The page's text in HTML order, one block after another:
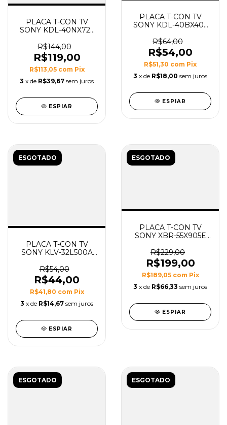
PLACA T-CON TV
SONY KDL-40NX725
R$144,00
R$119,00
R$113,05 com Pix
3 x de R$39,67 sem juros
ESPIAR
PLACA T-CON TV
SONY KDL-40BX405
FHD_MB4_C2LV1.4
R$64,00
R$54,00
R$51,30 com Pix
3 x de R$18,00 sem juros
ESPIAR
ESGOTADO
PLACA T-CON TV
SONY KLV-32L500A
320AB03C2LV0.3
R$54,00
R$44,00
R$41,80 com Pix
3 x de R$14,67 sem juros
ESPIAR
ESGOTADO
PLACA T-CON TV
SONY XBR-55X905E
17Y_SGU13TSTLTA4V0.1
R$229,00
R$199,00
R$189,05 com Pix
3 x de R$66,33 sem juros
ESPIAR
ESGOTADO ESGOTADO